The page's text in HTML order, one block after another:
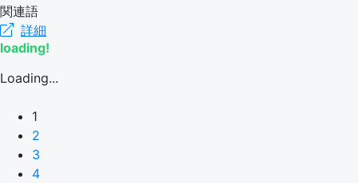
関連語
詳細
loading!
Loading...
1
2
3
4